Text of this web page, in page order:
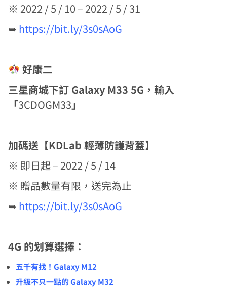
※ 2022 / 5 / 10 – 2022 / 5 / 31
➥ https://bit.ly/3s0sAoG
好康二
三星商城下訂 Galaxy M33 5G，輸入
「3CDOGM33」
加碼送【KDLab 輕薄防護背蓋】
※ 即日起 – 2022 / 5 / 14
※ 贈品數量有限，送完為止
➥ https://bit.ly/3s0sAoG
4G 的划算選擇：
五千有找！Galaxy M12
升級不只一點的 Galaxy M32